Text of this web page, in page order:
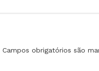
Campos obrigatórios são